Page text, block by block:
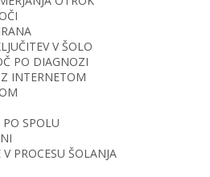
V ŠOLO
PO DIAGNOZI
INTERNETOM
PO SPOLU
PROCESU ŠOLANJA